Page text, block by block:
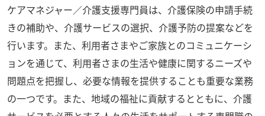
ケアマネジャー／介護支援専門員は、介護保険の申請手続
きの補助や、介護サービスの選択、介護予防の提案などを
行います。また、利用者さまやご家族とのコミュニケーシ
ョンを通じて、利用者さまの生活や健康に関するニーズや
問題点を把握し、必要な情報を提供することも重要な業務
の一つです。また、地域の福祉に貢献するとともに、介護